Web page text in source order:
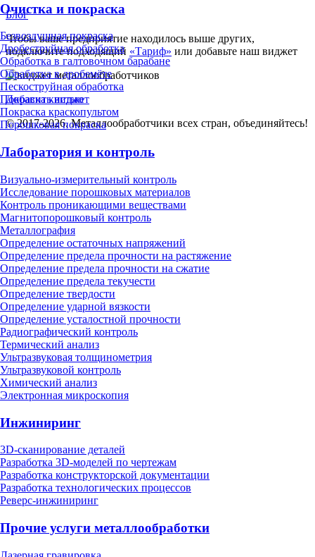
Очистка и покраска
Безвоздушная покраска
Дробеструйная обработка
Обработка в галтовочном барабане
Обработка в дробемёте
Пескоструйная обработка
Покраска кистью
Покраска краскопультом
Порошковая покраска
Лаборатория и контроль
Визуально-измерительный контроль
Исследование порошковых материалов
Контроль проникающими веществами
Магнитопорошковый контроль
Металлография
Определение остаточных напряжений
Определение предела прочности на растяжение
Определение предела прочности на сжатие
Определение предела текучести
Определение твердости
Определение ударной вязкости
Определение усталостной прочности
Радиографический контроль
Термический анализ
Ультразвуковая толщинометрия
Ультразвуковой контроль
Химический анализ
Электронная микроскопия
Инжиниринг
3D-сканирование деталей
Разработка 3D-моделей по чертежам
Разработка конструкторской документации
Разработка технологических процессов
Реверс-инжиниринг
Прочие услуги металлообработки
Блог
Чтобы ваше предприятие находилось выше других,
подключите подходящий «Тариф» или добавьте наш виджет
Добавить виджет
© 2017-2026. Металлообработчики всех стран, объединяйтесь!